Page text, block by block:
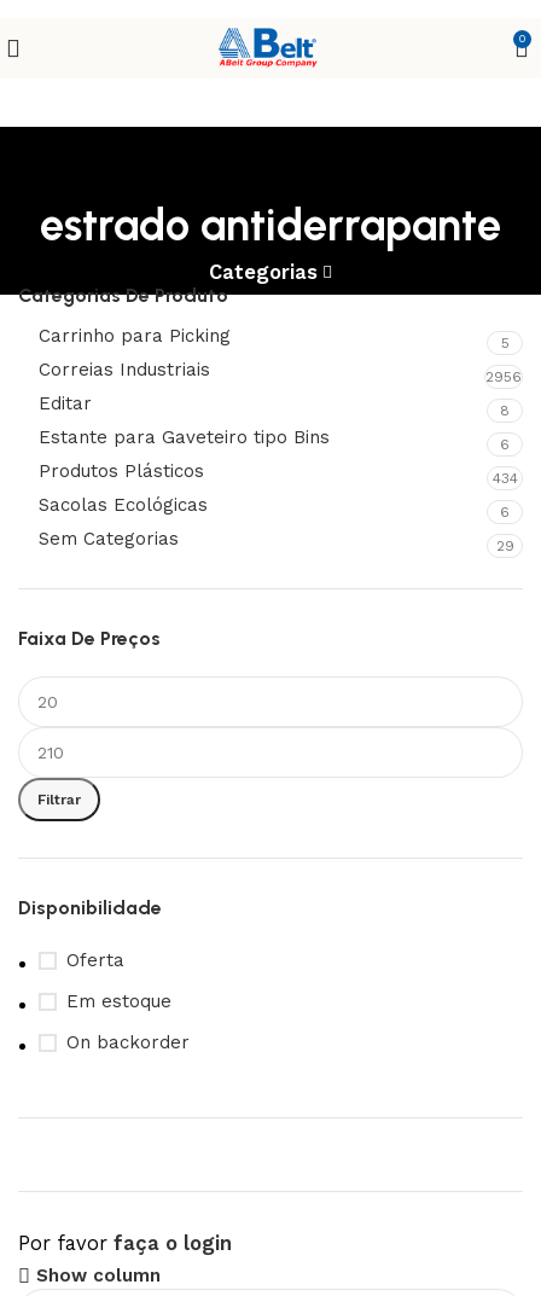
0
estrado antiderrapante
Categorias
Categorias De Produto
Carrinho para Picking 5
Correias Industriais 2956
Editar 8
Estante para Gaveteiro tipo Bins 6
Produtos Plásticos 434
Sacolas Ecológicas 6
Sem Categorias 29
Faixa De Preços
Filtrar
Disponibilidade
Oferta
Em estoque
On backorder
Por favor faça o login
Upholstered chair
Show column